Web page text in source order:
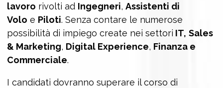
lavoro rivolti ad Ingegneri, Assistenti di
Volo e Piloti. Senza contare le numerose
possibilità di impiego create nei settori IT, Sales
& Marketing, Digital Experience, Finanza e
Commerciale.
I candidati dovranno superare il corso di